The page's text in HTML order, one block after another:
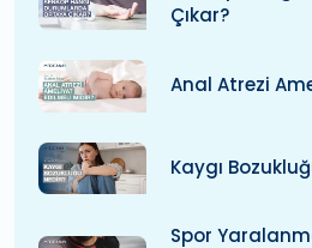
Çıkar?
Anal Atrezi
Kaygı
Spor